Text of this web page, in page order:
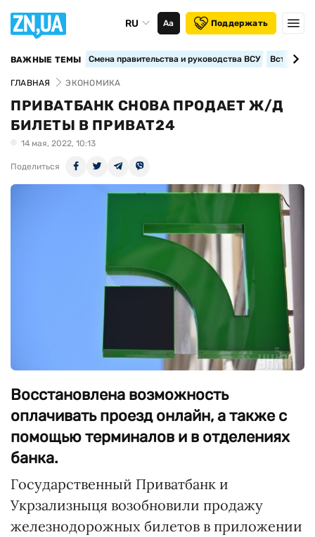
RU Аа Поддержать
ВАЖНЫЕ ТЕМЫ Смена правительства и руководства ВСУ
ГЛАВНАЯ ЭКОНОМИКА
ПРИВАТБАНК СНОВА ПРОДАЕТ Ж/Д
БИЛЕТЫ В ПРИВАТ24
14 мая, 2022, 10:13
Поделиться
Восстановлена возможность
оплачивать проезд онлайн, а также с
помощью терминалов и в отделениях
банка.
Государственный Приватбанк и
Укрзализныця возобновили продажу
железнодорожных билетов в приложении